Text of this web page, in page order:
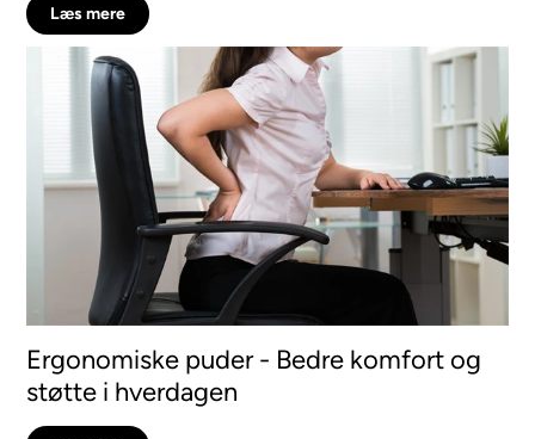
Læs mere
Ergonomiske puder - Bedre komfort og
støtte i hverdagen